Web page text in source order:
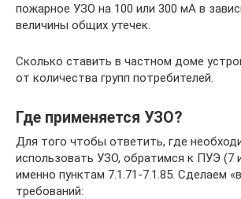
пожарное УЗО на 100 или 300 мА в
величины общих утечек.
Сколько ставить в частном доме
от количества групп потребителей.
Где применяется УЗО?
Для того чтобы ответить, где
использовать УЗО, обратимся к ПУЭ (7
именно пунктам 7.1.71-7.1.85. Сделаем
требований: